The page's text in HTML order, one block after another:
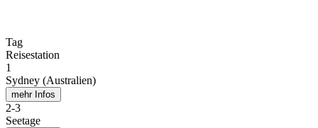
Tag
Reisestation
1
Sydney (Australien)
mehr Infos
2-3
Seetage